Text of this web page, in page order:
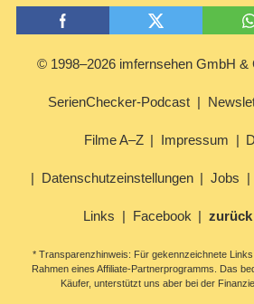
© 1998–2026 imfernsehen GmbH &
SerienChecker-Podcast
Filme A–Z Impressum
Datenschutzeinstellungen Jobs
Links Facebook
* Transparenzhinweis: Für gekennzeichnete
Rahmen eines Affiliate-Partnerprogramms. Das
Käufer, unterstützt uns aber bei der